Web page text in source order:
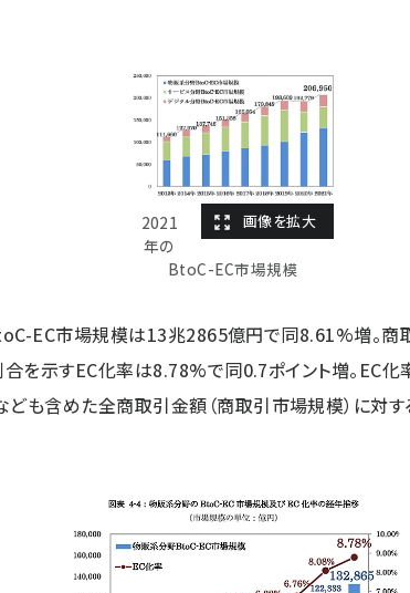
2021
年の
BtoC-EC市場規模
EC市場規模は13兆2865億円で同8.61%増。商
を示すEC化率は8.78%で同0.7ポイント増。EC化率
なども含めた全商取引金額（商取引市場規模）に対